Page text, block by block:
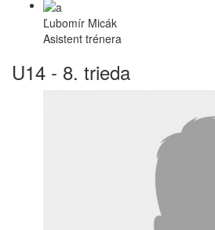
Ľubomír Micák
Asistent trénera
U14 - 8. trieda